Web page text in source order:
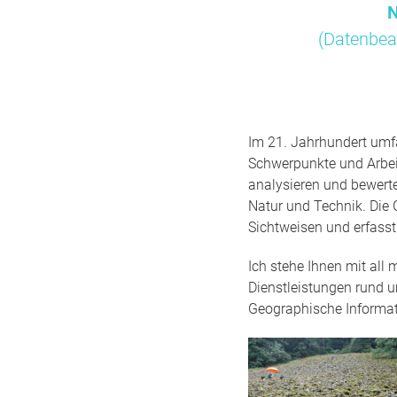
Im 21. Jahrhundert
Schwerpunkte und
analysieren und
Natur und Technik.
Sichtweisen und
Ich stehe Ihnen mit all
Dienstleistungen rund
Geographische